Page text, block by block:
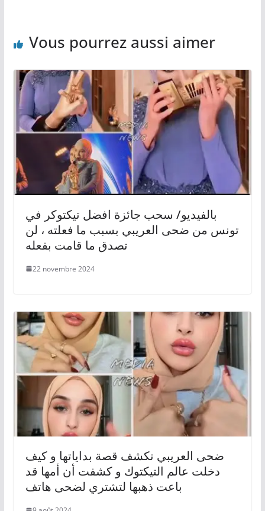
Vous pourrez aussi aimer
بالفيديو/ سحب جائزة افضل تيكتوكر في
تونس من ضحى العريبي بسبب ما فعلته ، لن
تصدق ما قامت بفعله
22 novembre 2024
ضحى العريبي تكشف قصة بداياتها و كيف
دخلت عالم التيكتوك و كشفت أن أمها قد
باعت ذهبها لتشتري لضحى هاتف